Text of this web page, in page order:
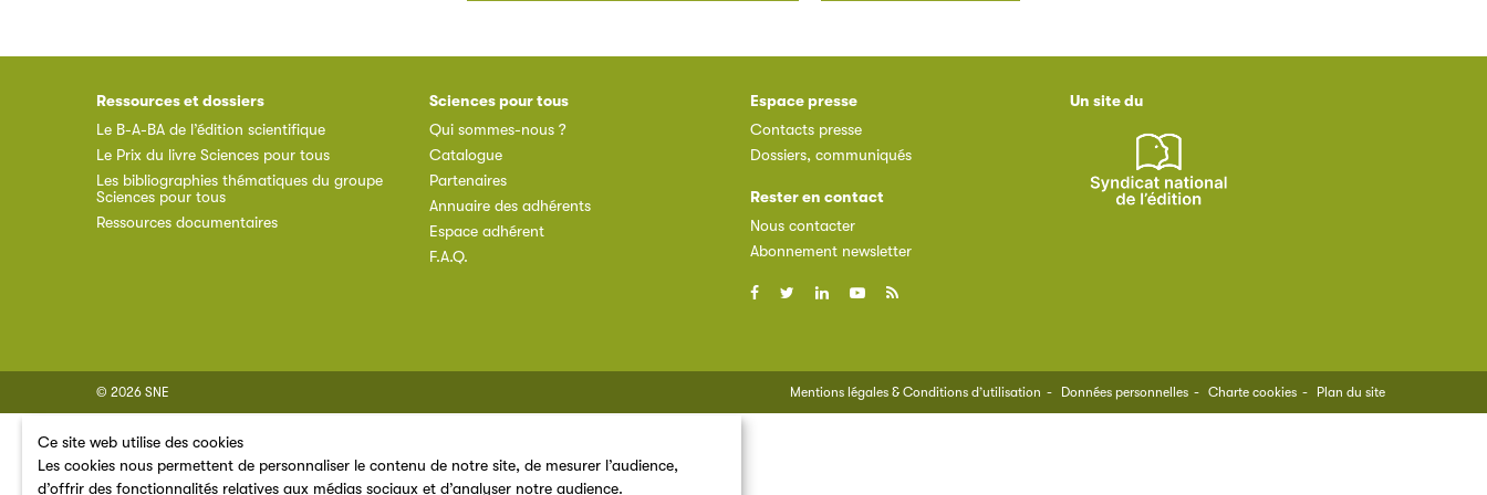
Ce site web utilise des cookies
Les cookies nous permettent de personnaliser le contenu de notre site, de mesurer l’audience,
d’offrir des fonctionnalités relatives aux médias sociaux et d’analyser notre audience.
Ressources et dossiers
Le B-A-BA de l’édition scientifique
Le Prix du livre Sciences pour tous
Les bibliographies thématiques du groupe
Sciences pour tous
Ressources documentaires
Sciences pour tous
Qui sommes-nous ?
Catalogue
Partenaires
Annuaire des adhérents
Espace adhérent
F.A.Q.
Espace presse
Contacts presse
Dossiers, communiqués
Rester en contact
Nous contacter
Abonnement newsletter
Un site du
Mentions légales & Conditions d’utilisation Données personnelles Charte cookies Plan du site
© 2026 SNE